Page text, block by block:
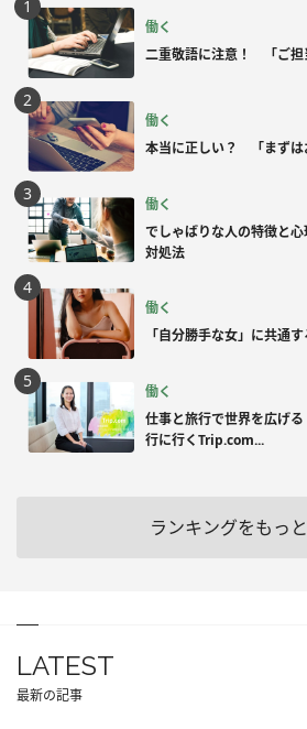
働く
二重敬語に注意！ 「ご担
働く
本当に正しい？ 「まずは
働く
でしゃばりな人の特徴と
対処法
働く
「自分勝手な女」に共通
働く
仕事と旅行で世界を広げ
行に行くTrip.com...
ランキングをもっ
LATEST
最新の記事